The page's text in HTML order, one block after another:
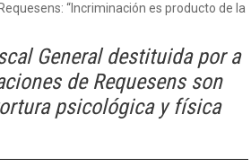
“Incriminación es producto de la
General destituida por a
de Requesens son
psicológica y física